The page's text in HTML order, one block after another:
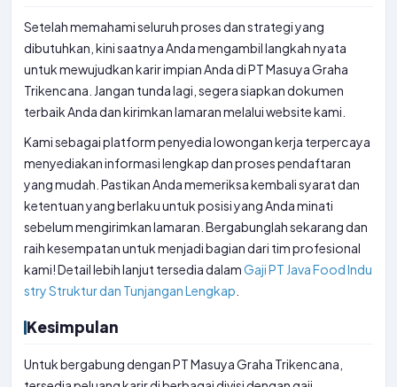
Setelah memahami seluruh proses dan strategi yang
dibutuhkan, kini saatnya Anda mengambil langkah nyata
untuk mewujudkan karir impian Anda di PT Masuya Graha
Trikencana. Jangan tunda lagi, segera siapkan dokumen
terbaik Anda dan kirimkan lamaran melalui website kami.
Kami sebagai platform penyedia lowongan kerja terpercaya
menyediakan informasi lengkap dan proses pendaftaran
yang mudah. Pastikan Anda memeriksa kembali syarat dan
ketentuan yang berlaku untuk posisi yang Anda minati
sebelum mengirimkan lamaran. Bergabunglah sekarang dan
raih kesempatan untuk menjadi bagian dari tim profesional
kami! Detail lebih lanjut tersedia dalamGaji PT Java Food Indu
stry Struktur dan Tunjangan Lengkap
Kesimpulan
Untuk bergabung dengan PT Masuya Graha Trikencana,